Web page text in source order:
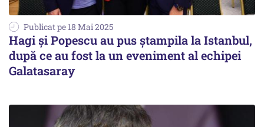
Publicat pe 18 Mai 2025
Hagi și Popescu au pus ștampila la Istanbul,
după ce au fost la un eveniment al echipei
Galatasaray